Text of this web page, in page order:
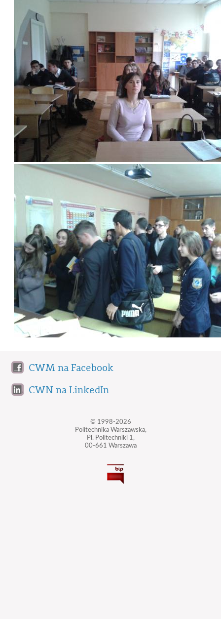
CWM na Facebook
CWN na LinkedIn
© 1998-2026
Politechnika Warszawska,
Pl. Politechniki 1,
00-661 Warszawa